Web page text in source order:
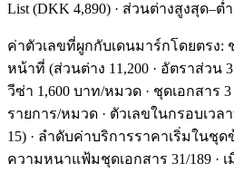
List (DKK 4,890) · ส่วนต่างสูงสุด–ต่ำ
ค่าตัวเลขที่ผูกกับเดนมาร์กโดยตรง:
หน้าที่ (ส่วนต่าง 11,200 · อัตราส่วน
วีซ่า 1,600 บาท/หมวด · ชุดเอกสาร
รายการ/หมวด · ตัวเลขในกรอบเวล
15) · ลำดับค่าบริการราคาเริ่มในชุด
ความหนาแฟ้มชุดเอกสาร 31/189 ·